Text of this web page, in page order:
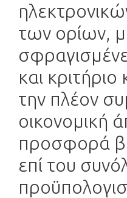
των ορίων,
και
την πλέον
οικονομική
προσφορά
επί του